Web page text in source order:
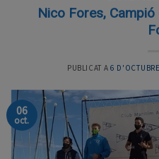
Nico Fores, Campió
PUBLICAT A6
06
oct.